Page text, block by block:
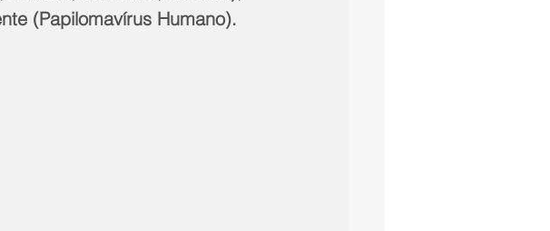
(Papilomavírus Humano).